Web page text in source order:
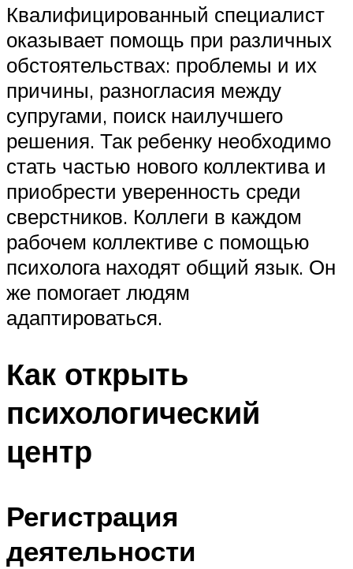
Квалифицированный специалист
оказывает помощь при различных
обстоятельствах: проблемы и их
причины, разногласия между
супругами, поиск наилучшего
решения. Так ребенку необходимо
стать частью нового коллектива и
приобрести уверенность среди
сверстников. Коллеги в каждом
рабочем коллективе с помощью
психолога находят общий язык. Он
же помогает людям
адаптироваться.
Как открыть
психологический
центр
Регистрация
деятельности